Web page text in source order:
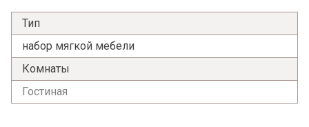
Тип
набор мягкой мебели
Комнаты
Гостиная